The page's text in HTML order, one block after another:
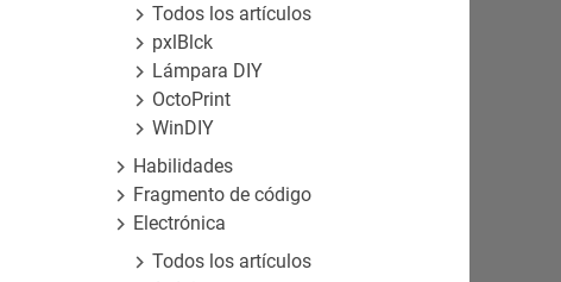
Todos los artículos
pxlBlck
Lámpara DIY
OctoPrint
WinDIY
Habilidades
Fragmento de código
Electrónica
Todos los artículos